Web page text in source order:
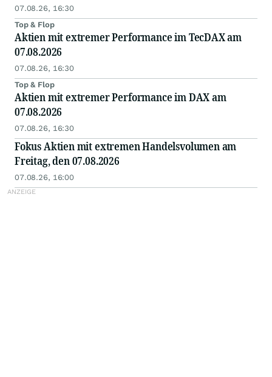
07.08.26, 16:30
Top & Flop
Aktien mit extremer Performance im TecDAX am
07.08.2026
07.08.26, 16:30
Top & Flop
Aktien mit extremer Performance im DAX am
07.08.2026
07.08.26, 16:30
Fokus Aktien mit extremen Handelsvolumen am
Freitag, den 07.08.2026
07.08.26, 16:00